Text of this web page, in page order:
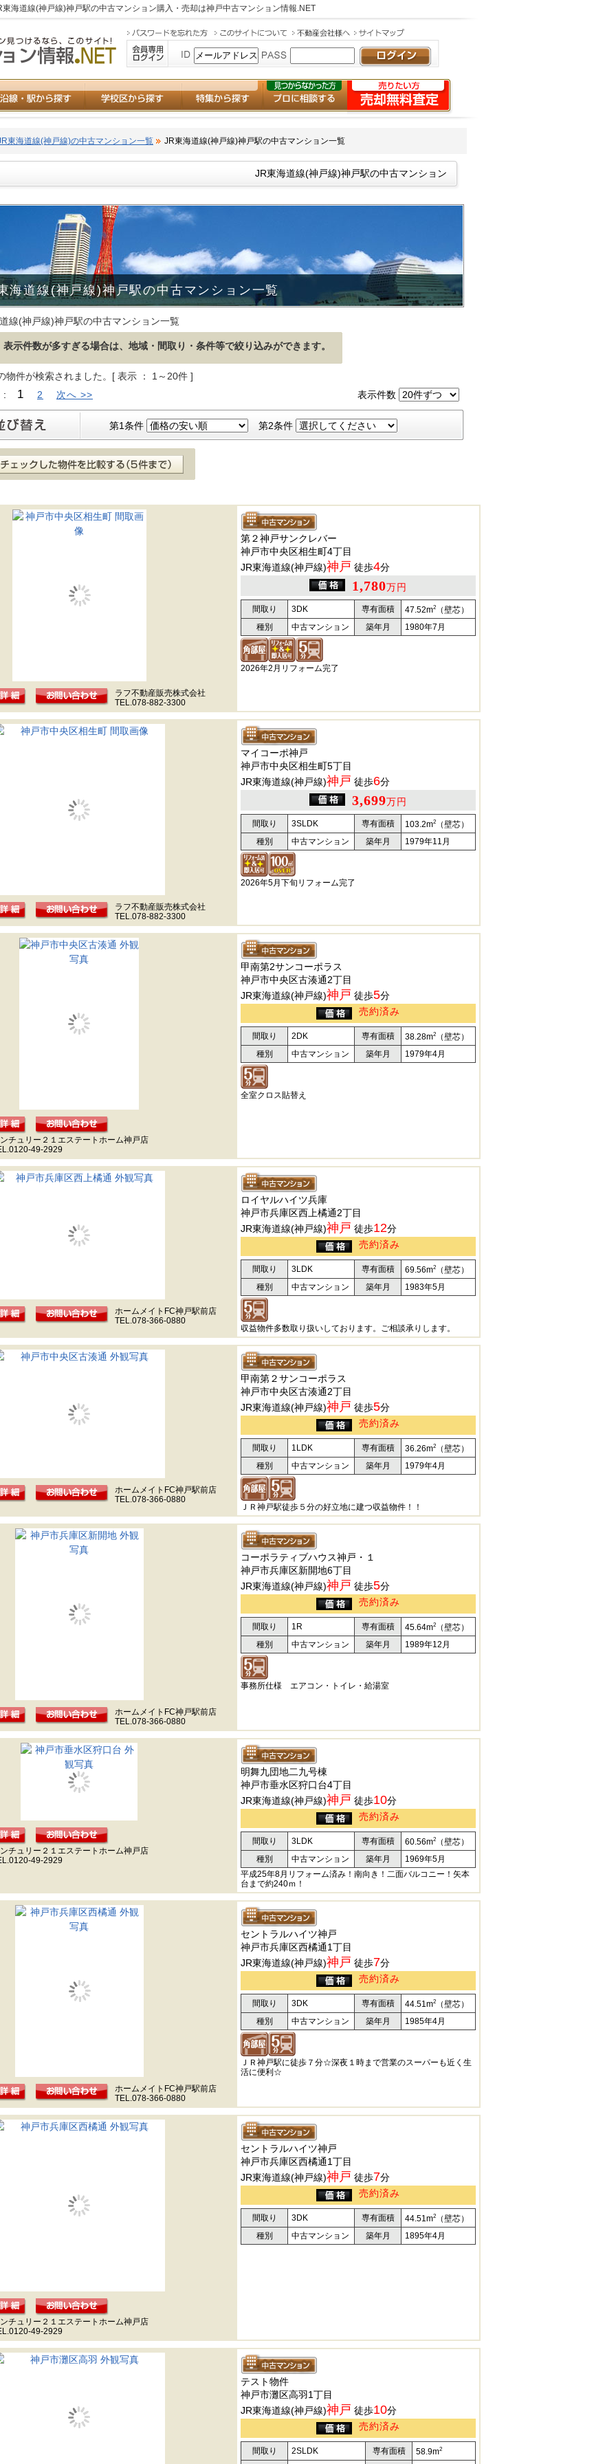
東海道線(神戸線)神戸駅の中古マンション購入・売却は神戸中古マンション情報.NET
東海道線(神戸線)の中古マンション一覧 JR東海道線(神戸線)神戸駅の中古マンション一覧
JR東海道線(神戸線)神戸駅の中古マンション
海道線(神戸線)神戸駅の中古マンション一覧
線(神戸線)神戸駅の中古マンション一覧
表示件数が多すぎる場合は、地域・間取り・条件等で絞り込みができます。
物件が検索されました。[ 表示 ： 1～20件 ]
:
1 2 次へ >> 表示件数
第1条件 第2条件
ラフ不動産販売株式会社
TEL.078-882-3300
第２神戸サンクレバー
神戸市中央区相生町4丁目
JR東海道線(神戸線)神戸 徒歩4分
1,780万円
間取り 3DK 専有面積 47.52m2
（壁芯）
種別
中古マンション 築年月 1980年7月
2026年2月リフォーム完了
ラフ不動産販売株式会社
TEL.078-882-3300
マイコーポ神戸
神戸市中央区相生町5丁目
JR東海道線(神戸線)神戸 徒歩6分
3,699万円
間取り 3SLDK 専有面積 103.2m2
（壁芯）
種別
中古マンション 築年月 1979年11月
2026年5月下旬リフォーム完了
チュリー２１エステートホーム神戸店
49-2929
甲南第2サンコーポラス
神戸市中央区古湊通2丁目
JR東海道線(神戸線)神戸 徒歩5分
売約済み
間取り 2DK 専有面積 38.28m2
（壁芯）
種別
中古マンション 築年月 1979年4月
全室クロス貼替え
ホームメイトFC神戸駅前店
TEL.078-366-0880
ロイヤルハイツ兵庫
神戸市兵庫区西上橘通2丁目
JR東海道線(神戸線)神戸 徒歩12分
売約済み
間取り 3LDK 専有面積 69.56m2
（壁芯）
種別
中古マンション 築年月 1983年5月
収益物件多数取り扱いしております。ご相談承りします。
ホームメイトFC神戸駅前店
TEL.078-366-0880
甲南第２サンコーポラス
神戸市中央区古湊通2丁目
JR東海道線(神戸線)神戸 徒歩5分
売約済み
間取り 1LDK 専有面積 36.26m2
（壁芯）
種別
中古マンション 築年月 1979年4月
ＪＲ神戸駅徒歩５分の好立地に建つ収益物件！！
ホームメイトFC神戸駅前店
TEL.078-366-0880
コーポラティブハウス神戸・１
神戸市兵庫区新開地6丁目
JR東海道線(神戸線)神戸 徒歩5分
売約済み
間取り 1R 専有面積 45.64m2
（壁芯）
種別
中古マンション 築年月 1989年12月
事務所仕様 エアコン・トイレ・給湯室
チュリー２１エステートホーム神戸店
49-2929
明舞九団地二九号棟
神戸市垂水区狩口台4丁目
JR東海道線(神戸線)神戸 徒歩10分
売約済み
間取り 3LDK 専有面積 60.56m2
（壁芯）
種別
中古マンション 築年月
1969年5月
平成25年8月リフォーム済み！南向き！二面バルコニー！矢本
台まで約240ｍ！
ホームメイトFC神戸駅前店
TEL.078-366-0880
セントラルハイツ神戸
神戸市兵庫区西橘通1丁目
JR東海道線(神戸線)神戸 徒歩7分
売約済み
間取り 3DK 専有面積 44.51m2
（壁芯）
種別
中古マンション 築年月 1985年4月
ＪＲ神戸駅に徒歩７分☆深夜１時まで営業のスーパーも近く生
活に便利☆
チュリー２１エステートホーム神戸店
49-2929
セントラルハイツ神戸
神戸市兵庫区西橘通1丁目
JR東海道線(神戸線)神戸 徒歩7分
売約済み
間取り 3DK 専有面積 44.51m2
（壁芯）
種別
中古マンション 築年月 1895年4月
テスト物件
神戸市灘区高羽1丁目
JR東海道線(神戸線)神戸 徒歩10分
売約済み
間取り 2SLDK 専有面積 58.9m2